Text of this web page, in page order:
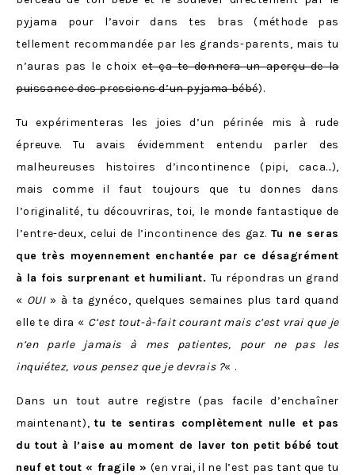
pyjama pour l’avoir dans tes bras (méthode pas
tellement recommandée par les grands-parents, mais tu
n’auras pas le choixet ça te donnera un aperçu de la
puissance des pressions d’un pyjama bébé).
Tu expérimenteras les joies d’un périnée mis à rude
épreuve. Tu avais évidemment entendu parler des
malheureuses histoires d’incontinence (pipi, caca…),
mais comme il faut toujours que tu donnes dans
l’originalité, tu découvriras, toi, le monde fantastique de
l’entre-deux, celui de l’incontinence des gaz. Tu ne seras
que très moyennement enchantée par ce désagrément
à la fois surprenant et humiliant. Tu répondras un grand
« OUI» à ta gynéco, quelques semaines plus tard quand
elle te dira « C’est tout-à-fait courant mais c’est vrai que je
n’en parle jamais à mes patientes, pour ne pas les
inquiétez, vous pensez que je devrais ?« .
Dans un tout autre registre (pas facile d’enchaîner
maintenant),tu te sentiras complètement nulle et pas
du tout à l’aise au moment de laver ton petit bébé tout
neuf et tout « fragile » (en vrai, il ne l’est pas tant que tu